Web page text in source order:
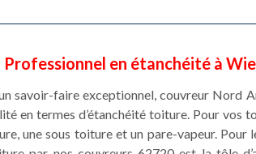
Professionnel en étanchéité à
savoir-faire exceptionnel, couvreur Nord
en termes d’étanchéité toiture. Pour vos
une sous toiture et un pare-vapeur.